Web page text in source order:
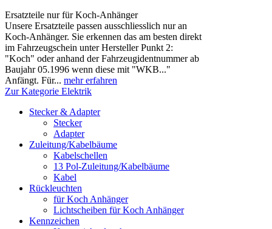
Ersatzteile nur für Koch-Anhänger
Unsere Ersatzteile passen ausschliesslich nur an
Koch-Anhänger. Sie erkennen das am besten direkt
im Fahrzeugschein unter Hersteller Punkt 2:
"Koch" oder anhand der Fahrzeugidentnummer ab
Baujahr 05.1996 wenn diese mit "WKB..."
Anfängt. Für... mehr erfahren
Zur Kategorie Elektrik
Stecker & Adapter
Stecker
Adapter
Zuleitung/Kabelbäume
Kabelschellen
13 Pol-Zuleitung/Kabelbäume
Kabel
Rückleuchten
für Koch Anhänger
Lichtscheiben für Koch Anhänger
Kennzeichen